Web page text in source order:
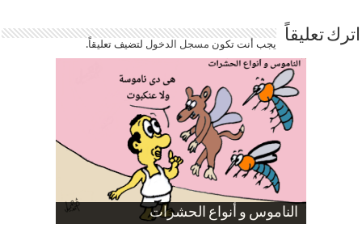
اترك تعليقاً يجب أنت تكون مسجل الدخوللتضيف تعليقاً.
الناموس و أنواع الحشرات
الموظفين بعد ارتفاع الأسعار
ارتفاع نسبة الطلاق في مصر
صورة كاركاتيرية
صورة كاركاتيرية